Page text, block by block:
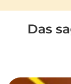
Das